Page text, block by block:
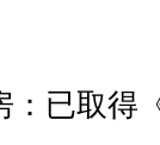
：已取得